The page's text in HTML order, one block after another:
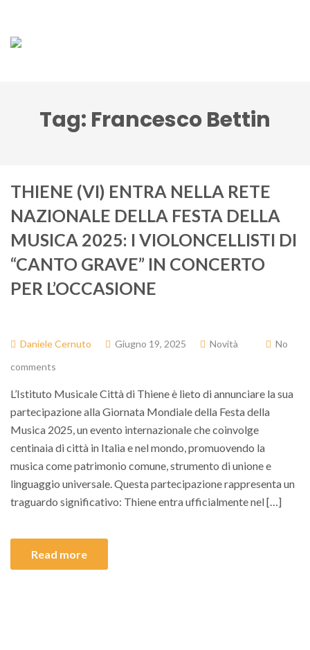
Tag: Francesco Bettin
THIENE (VI) ENTRA NELLA RETE
NAZIONALE DELLA FESTA DELLA
MUSICA 2025: I VIOLONCELLISTI DI
“CANTO GRAVE” IN CONCERTO
PER L’OCCASIONE
Daniele Cernuto Giugno 19, 2025 Novità
No
comments
L’Istituto Musicale Città di Thiene è lieto di annunciare la sua
partecipazione alla Giornata Mondiale della Festa della
Musica 2025, un evento internazionale che coinvolge
centinaia di città in Italia e nel mondo, promuovendo la
musica come patrimonio comune, strumento di unione e
linguaggio universale. Questa partecipazione rappresenta un
traguardo significativo: Thiene entra ufficialmente nel […]
Read more